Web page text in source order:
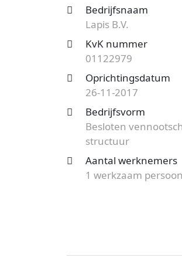
Op zoek naar een
mogelijkheden?
het aanbod en bespaar
Bedrijfsnaam
Lapis B.V.
KvK nummer
01122979
Oprichtingsdatum
26-11-2017
Bedrijfsvorm
Besloten
structuur
Aantal werknemers
1 werkzaam persoon